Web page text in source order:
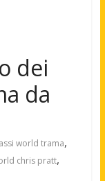
dei
da
world trama,
chris pratt,